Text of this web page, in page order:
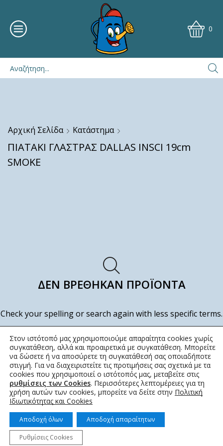
0
Αρχική Σελίδα Κατάστημα
ΠΙΑΤΑΚΙ ΓΛΑΣΤΡΑΣ DALLAS INSCI 19cm
SMOKE
ΔΕΝ ΒΡΈΘΗΚΑΝ ΠΡΟΪΌΝΤΑ
Check your spelling or search again with less specific terms.
ΕΠΙΣΤΡΟΦΉ ΣΤΟ ΚΑΤΆΣΤΗΜΑ
© 2022 topotistiraki.gr | Powered by idcs
Στον ιστότοπό μας χρησιμοποιούμε απαραίτητα cookies χωρίς
συγκατάθεση, αλλά και προαιρετικά με συγκατάθεση. Μπορείτε
να δώσετε ή να αποσύρετε τη συγκατάθεσή σας οποιαδήποτε
στιγμή. Για να διαχειριστείτε τις προτιμήσεις σας σχετικά με τα
cookies που χρησιμοποιεί ο ιστότοπός μας, μεταβείτε στις
ρυθμίσεις των Cookies. Περισσότερες λεπτομέρειες για τη
χρήση αυτών των cookies, μπορείτε να δείτε στην Πολιτική
Ιδιωτικότητας και Cookies
Αποδοχή όλων Αποδοχή απαραίτητων
Ρυθμίσεις Cookies